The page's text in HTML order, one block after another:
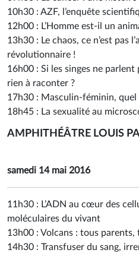
10h30 : AZF, l’enquête
12h00 : L’Homme est-il un
13h30 : Le chaos, ce n’est pas
révolutionnaire !
16h00 : Si les singes ne parlent
rien à raconter ?
17h30 : Masculin-féminin, quel
18h45 : La sexualité au
AMPHITHÉÂTRE LOUIS
samedi 14 mai 2016
11h30 : L’ADN au cœur des
moléculaires du vivant
13h00 : Volcans : tous
14h30 : Transfuser du sang,